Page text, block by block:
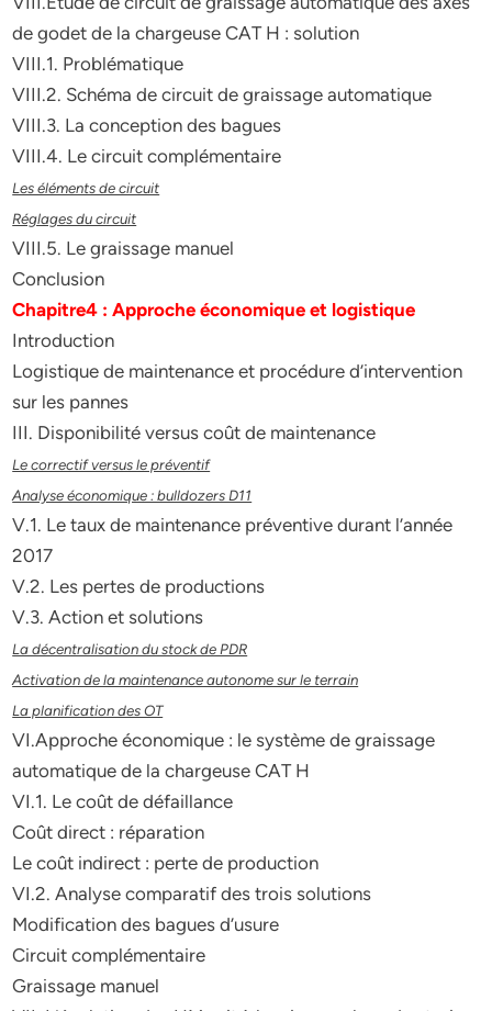
de godet de la chargeuse CAT H : solution
VIII.1. Problématique
VIII.2. Schéma de circuit de graissage automatique
VIII.3. La conception des bagues
VIII.4. Le circuit complémentaire
Les éléments de circuit
Réglages du circuit
VIII.5. Le graissage manuel
Conclusion
Chapitre4 : Approche économique et logistique
Introduction
Logistique de maintenance et procédure d’intervention
sur les pannes
III. Disponibilité versus coût de maintenance
Le correctif versus le préventif
Analyse économique : bulldozers D11
V.1. Le taux de maintenance préventive durant l’année
2017
V.2. Les pertes de productions
V.3. Action et solutions
La décentralisation du stock de PDR
Activation de la maintenance autonome sur le terrain
La planification des OT
VI.Approche économique : le système de graissage
automatique de la chargeuse CAT H
VI.1. Le coût de défaillance
Coût direct : réparation
Le coût indirect : perte de production
VI.2. Analyse comparatif des trois solutions
Modification des bagues d’usure
Circuit complémentaire
Graissage manuel